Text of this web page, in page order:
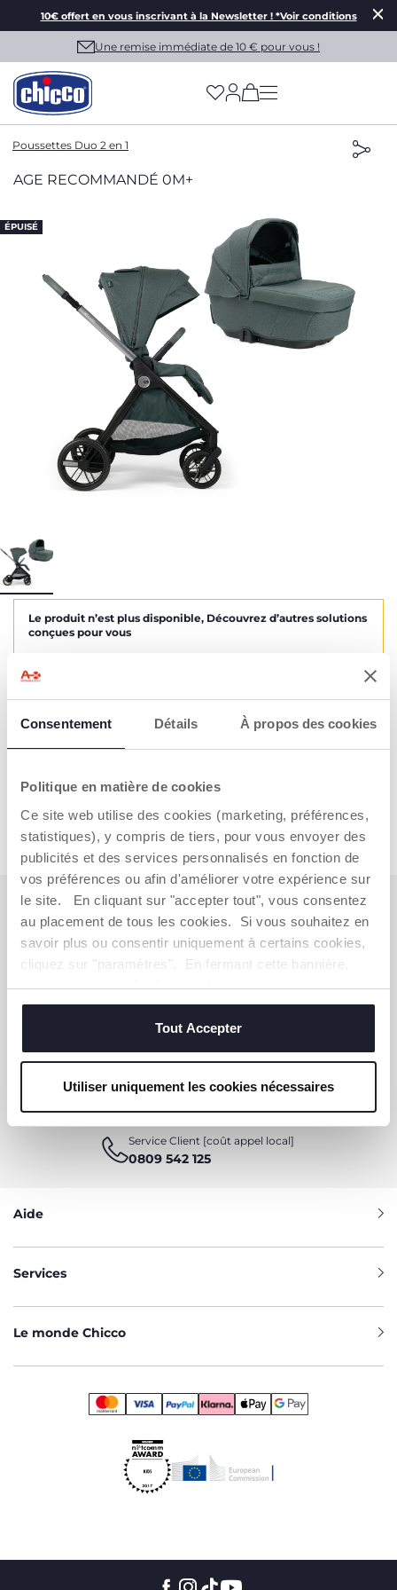
Consentement Détails À propos des cookies
Politique en matière de cookies
Ce site web utilise des cookies (marketing, préférences,
statistiques), y compris de tiers, pour vous envoyer des
publicités et des services personnalisés en fonction de
vos préférences ou afin d'améliorer votre expérience sur
le site. En cliquant sur "accepter tout", vous consentez
au placement de tous les cookies. Si vous souhaitez en
savoir plus ou consentir uniquement à certains cookies,
cliquez sur "paramètres". En fermant cette bannière,
vous consentez à l'utilisation des seuls cookies
techniques, qui sont essentiels au service demandé.
Tout Accepter
Utiliser uniquement les cookies nécessaires
10€ offert en vous inscrivant à la Newsletter ! *Voir conditions
Une remise immédiate de 10 € pour vous !
(has more options
Poussettes Duo 2 en 1
AGE RECOMMANDÉ 0M+
ÉPUISÉ
Le produit n’est plus disponible, Découvrez d’autres solutions
conçues pour vous
AVERTISSEMENTS ET INSTRUCTIONS
S'ABONNER À LA NEWSLETTER
Immédiatement pour vous un bon de 10 € à
dépenser en ligne.
VOUS-AVEZ BESOIN DE NOUS
Service Client [coût appel local]
0809 542 125
Aide
Services
Le monde Chicco